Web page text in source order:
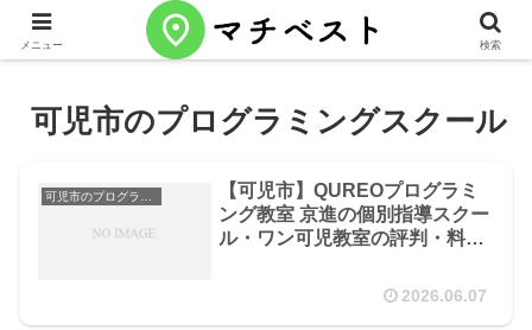
可児市のプログラミングスクール
【可児市】QUREOプログラミ
ング教室 京進の個別指導スクー
ル・ワン可児教室の評判・料
2026.06.07
メニュー 検索